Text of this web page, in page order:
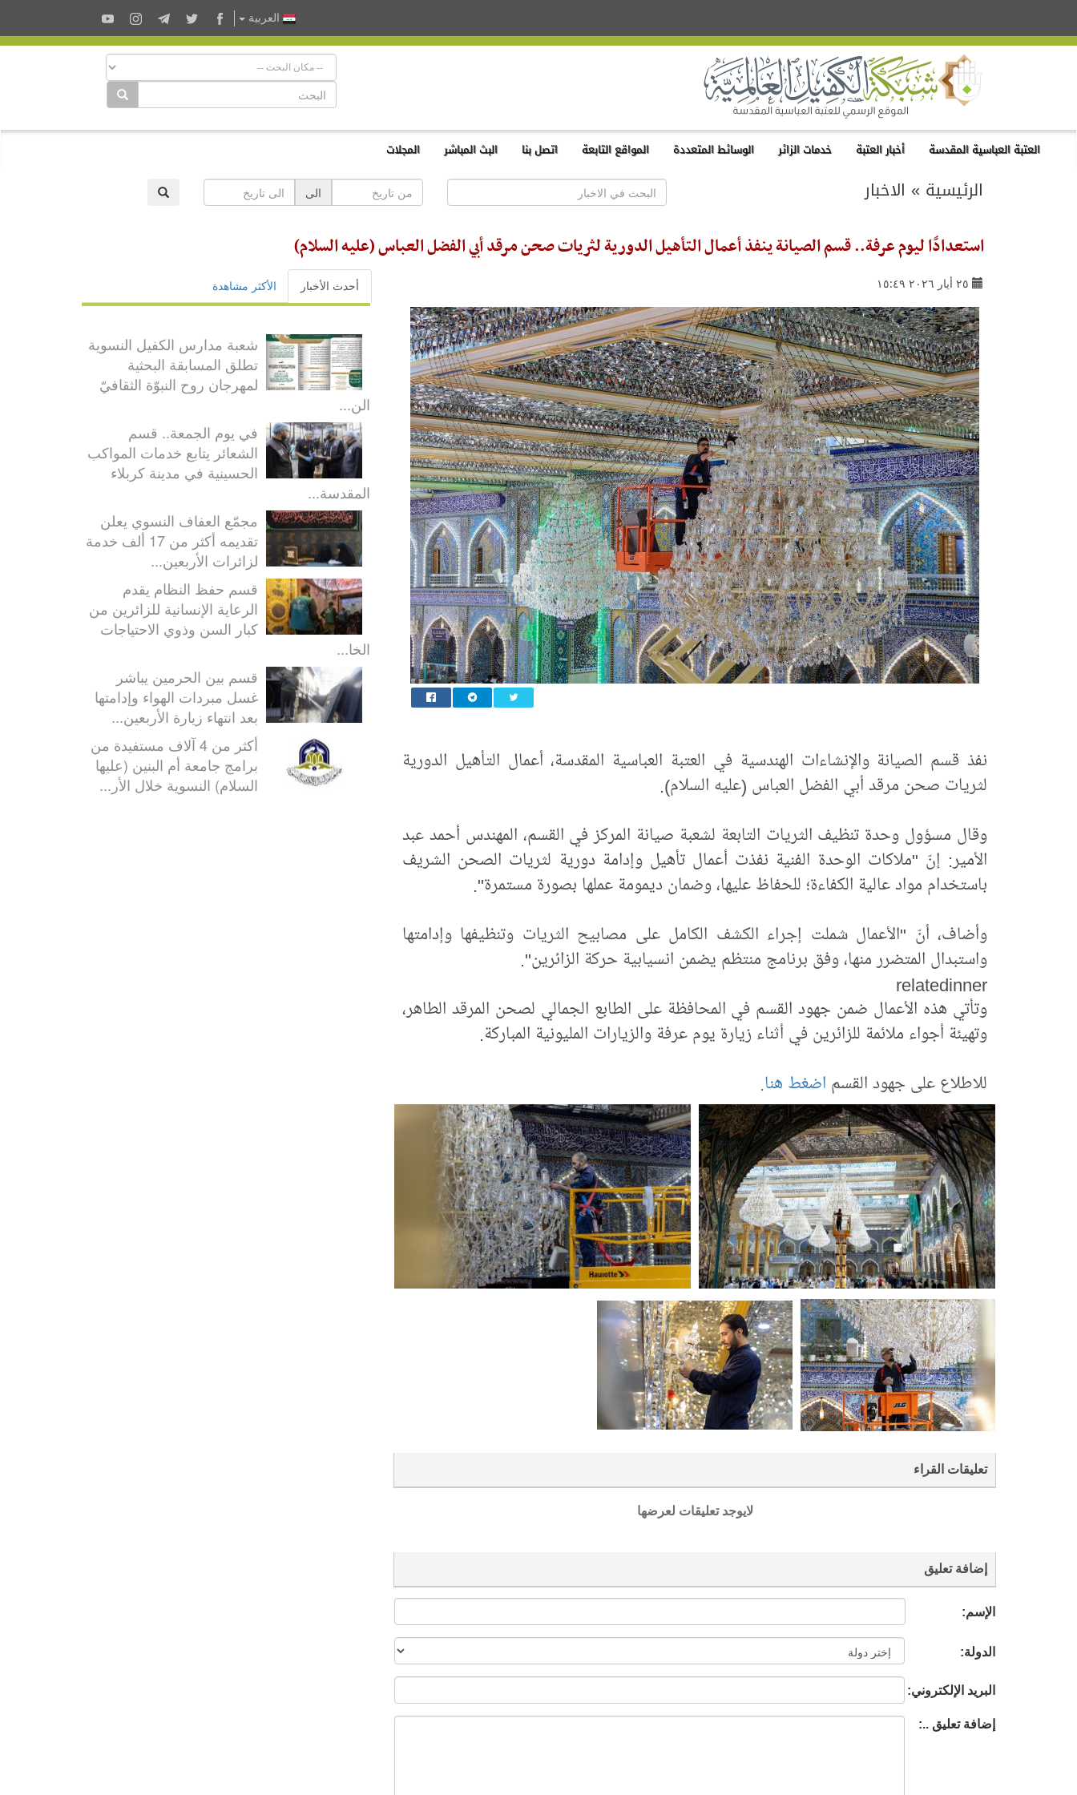
العربية
العتبة العباسية المقدسة أخبار العتبة خدمات الزائر الوسائط المتعددة المواقع التابعة اتصل بنا البث المباشر المجلات
الرئيسية » الاخبار الى
استعدادًا ليوم عرفة.. قسم الصيانة ينفذ أعمال التأهيل الدورية لثريات صحن مرقد أبي الفضل العباس (عليه السلام)
٢٥ أيار ٢٠٢٦ ١٥:٤٩
نفذ قسم الصيانة والإنشاءات الهندسية في العتبة العباسية المقدسة، أعمال التأهيل الدورية
لثريات صحن مرقد أبي الفضل العباس (عليه السلام).
وقال مسؤول وحدة تنظيف الثريات التابعة لشعبة صيانة المركز في القسم، المهندس أحمد عبد
الأمير: إنّ "ملاكات الوحدة الفنية نفذت أعمال تأهيل وإدامة دورية لثريات الصحن الشريف
باستخدام مواد عالية الكفاءة؛ للحفاظ عليها، وضمان ديمومة عملها بصورة مستمرة".
وأضاف، أنّ "الأعمال شملت إجراء الكشف الكامل على مصابيح الثريات وتنظيفها وإدامتها
واستبدال المتضرر منها، وفق برنامج منتظم يضمن انسيابية حركة الزائرين".
relatedinner
وتأتي هذه الأعمال ضمن جهود القسم في المحافظة على الطابع الجمالي لصحن المرقد الطاهر،
وتهيئة أجواء ملائمة للزائرين في أثناء زيارة يوم عرفة والزيارات المليونية المباركة.
للاطلاع على جهود القسم اضغط هنا.
تعليقات القراء
لايوجد تعليقات لعرضها
إضافة تعليق
الإسم:
الدولة:
البريد الإلكتروني:
إضافة تعليق ..:
أحدث الأخبار الأكثر مشاهدة
شعبة مدارس الكفيل النسوية
تطلق المسابقة البحثية
لمهرجان روح النبوّة الثقافيّ
الن...
في يوم الجمعة.. قسم
الشعائر يتابع خدمات المواكب
الحسينية في مدينة كربلاء
المقدسة...
مجمّع العفاف النسوي يعلن
تقديمه أكثر من 17 ألف خدمة
لزائرات الأربعين...
قسم حفظ النظام يقدم
الرعاية الإنسانية للزائرين من
كبار السن وذوي الاحتياجات
الخا...
قسم بين الحرمين يباشر
غسل مبردات الهواء وإدامتها
بعد انتهاء زيارة الأربعين...
أكثر من 4 آلاف مستفيدة من
برامج جامعة أم البنين (عليها
السلام) النسوية خلال الأر...